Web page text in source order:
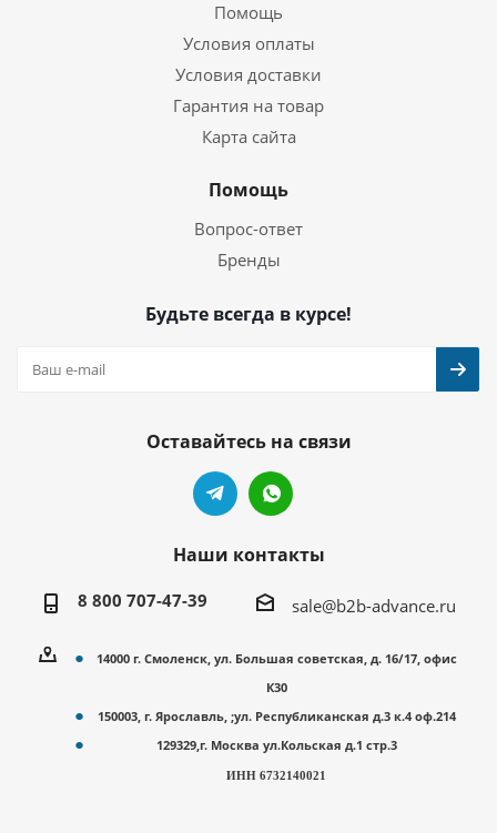
Помощь
Условия оплаты
Условия доставки
Гарантия на товар
Карта сайта
Помощь
Вопрос-ответ
Бренды
Будьте всегда в курсе!
Оставайтесь на связи
Наши контакты
8 800 707-47-39 sale@b2b-advance.ru
14000 г. Смоленск, ул. Большая советская, д. 16/17, офис
К30
150003, г. Ярославль, ;ул. Республиканская д.3 к.4 оф.214
129329,г. Москва ул.Кольская д.1 стр.3
ИНН 6732140021